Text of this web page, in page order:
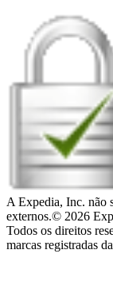
A Expedia, Inc. não
externos.© 2026
Todos os direitos
marcas registradas